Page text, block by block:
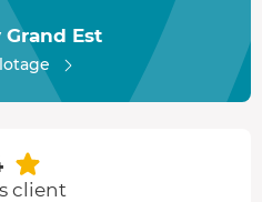
Est
client